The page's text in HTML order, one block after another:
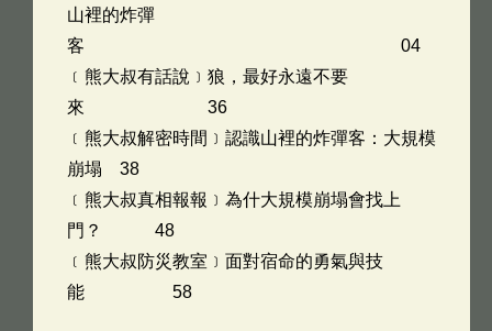
山裡的炸彈
客 04
﹝熊大叔有話說﹞狼，最好永遠不要
來 36
﹝熊大叔解密時間﹞認識山裡的炸彈客：大規模
崩塌 38
﹝熊大叔真相報報﹞為什大規模崩塌會找上
門？ 48
﹝熊大叔防災教室﹞面對宿命的勇氣與技
能 58